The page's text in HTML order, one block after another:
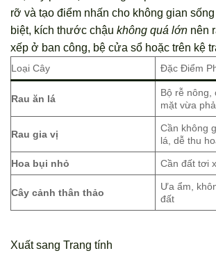
rỡ và tạo điểm nhấn cho không gian
biệt, kích thước chậu không quá lớn nên
xếp ở ban công, bệ cửa sổ hoặc trên kệ
Loại Cây Đặc Điểm
Rau ăn lá
Bộ rễ nông,
mặt vừa
Rau gia vị
Cần không
lá, dễ thu
Hoa bụi nhỏ Cần đất tơi
Cây cảnh thân thảo
Ưa ẩm,
đất
Xuất sang Trang tính